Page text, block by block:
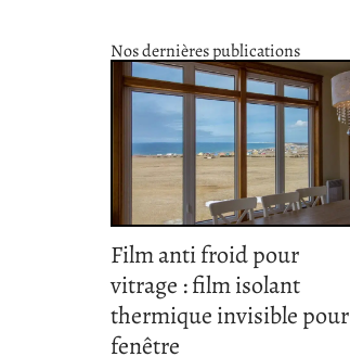
Nos dernières publications
Film anti froid pour
vitrage : film isolant
thermique invisible pour
fenêtre